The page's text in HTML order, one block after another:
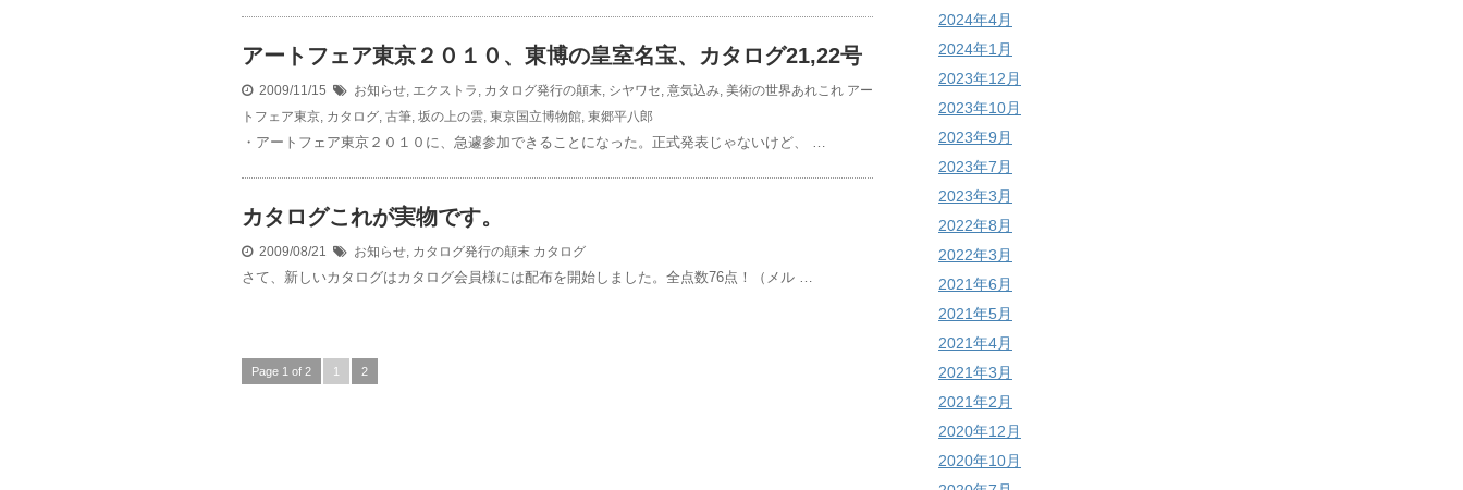
アートフェア東京２０１０、東博の皇室名宝、カタログ21,22号
2009/11/15 お知らせ, エクストラ , カタログ発行の顛末, シヤワセ, 意気込み, 美術の世界あれこれ アー
トフェア東京, カタログ, 古筆, 坂の上の雲, 東京国立博物館, 東郷平八郎
・アートフェア東京２０１０に、急遽参加できることになった。正式発表じゃないけど、 …
カタログこれが実物です。
2009/08/21 お知らせ, カタログ発行の顛末 カタログ
さて、新しいカタログはカタログ会員様には配布を開始しました。全点数76点！（メル …
Page 1 of 2 1 2
2024年4月
2024年1月
2023年12月
2023年10月
2023年9月
2023年7月
2023年3月
2022年8月
2022年3月
2021年6月
2021年5月
2021年4月
2021年3月
2021年2月
2020年12月
2020年10月